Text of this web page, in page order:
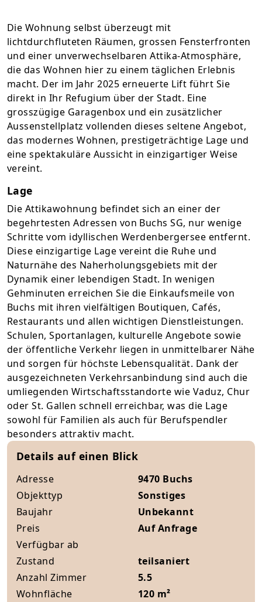
Die Wohnung selbst überzeugt mit
lichtdurchfluteten Räumen, grossen Fensterfronten
und einer unverwechselbaren Attika-Atmosphäre,
die das Wohnen hier zu einem täglichen Erlebnis
macht. Der im Jahr 2025 erneuerte Lift führt Sie
direkt in Ihr Refugium über der Stadt. Eine
grosszügige Garagenbox und ein zusätzlicher
Aussenstellplatz vollenden dieses seltene Angebot,
das modernes Wohnen, prestigeträchtige Lage und
eine spektakuläre Aussicht in einzigartiger Weise
vereint.
Lage
Die Attikawohnung befindet sich an einer der
begehrtesten Adressen von Buchs SG, nur wenige
Schritte vom idyllischen Werdenbergersee entfernt.
Diese einzigartige Lage vereint die Ruhe und
Naturnähe des Naherholungsgebiets mit der
Dynamik einer lebendigen Stadt. In wenigen
Gehminuten erreichen Sie die Einkaufsmeile von
Buchs mit ihren vielfältigen Boutiquen, Cafés,
Restaurants und allen wichtigen Dienstleistungen.
Schulen, Sportanlagen, kulturelle Angebote sowie
der öffentliche Verkehr liegen in unmittelbarer Nähe
und sorgen für höchste Lebensqualität. Dank der
ausgezeichneten Verkehrsanbindung sind auch die
umliegenden Wirtschaftsstandorte wie Vaduz, Chur
oder St. Gallen schnell erreichbar, was die Lage
sowohl für Familien als auch für Berufspendler
besonders attraktiv macht.
Details auf einen Blick
Adresse
9470 Buchs
Objekttyp
Sonstiges
Baujahr
Unbekannt
Preis
Auf Anfrage
Verfügbar ab
Zustand
teilsaniert
Anzahl Zimmer
5.5
Wohnfläche
120 m²